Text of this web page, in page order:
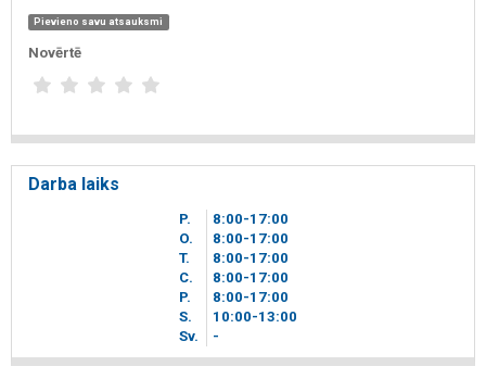
Pievieno savu atsauksmi
Novērtē
Darba laiks
P. 8 00-17 00
O.
8 00-17 00
T.
8 00-17 00
C.
8 00-17 00
P.
8 00-17 00
S.
10 00-13 00
Sv.
-